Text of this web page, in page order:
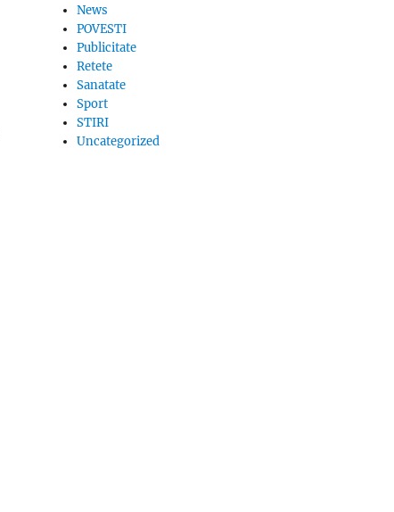
News
POVESTI
Publicitate
Retete
Sanatate
Sport
STIRI
Uncategorized